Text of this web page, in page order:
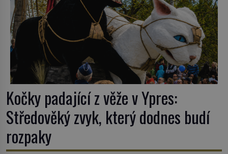
Kočky padající z věže v Ypres:
Středověký zvyk, který dodnes budí
rozpaky